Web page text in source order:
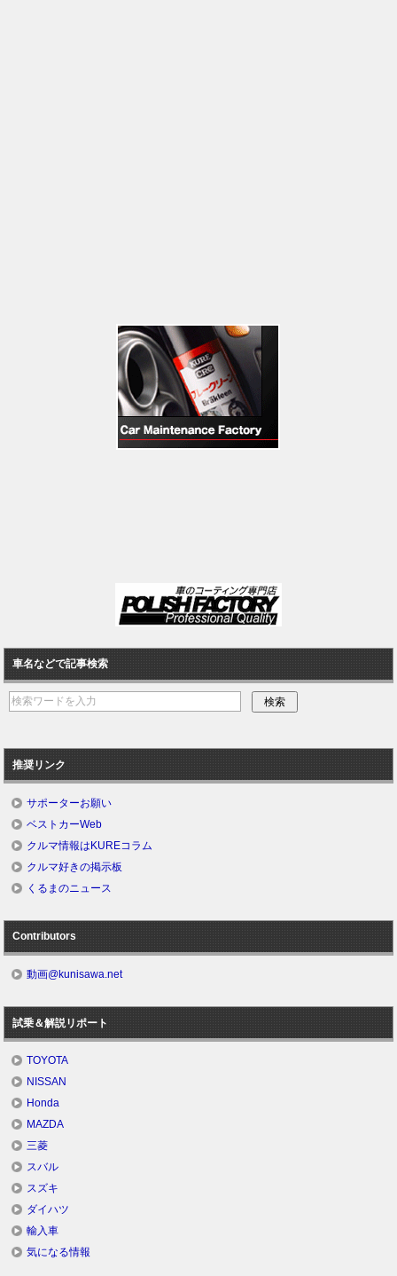
車名などで記事検索
推奨リンク
サポーターお願い
ベストカーWeb
クルマ情報はKUREコラム
クルマ好きの掲示板
くるまのニュース
Contributors
動画@kunisawa.net
試乗＆解説リポート
TOYOTA
NISSAN
Honda
MAZDA
三菱
スバル
スズキ
ダイハツ
輸入車
気になる情報